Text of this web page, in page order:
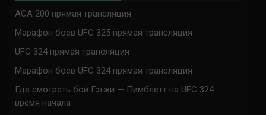
ACA 200 прямая трансляция
Марафон боев UFC 325 прямая трансляция
UFC 324 прямая трансляция
Марафон боев UFC 324 прямая трансляция
Где смотреть бой Гэтжи — Пимблетт на UFC 324:
время начала